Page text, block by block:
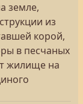
земле,
из
корой,
в песчаных
жилище на